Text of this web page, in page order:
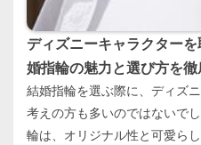
ディズニーキャラクター
婚指輪の魅力と選び方を徹
結婚指輪を選ぶ際に、ディズ
考えの方も多いのではないで
輪は、オリジナル性と可愛ら